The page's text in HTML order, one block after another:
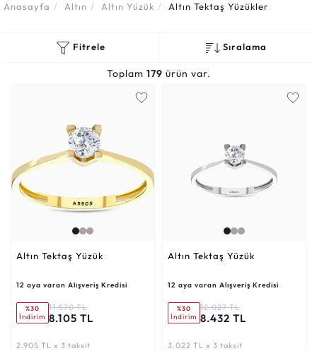
Anasayfa Altın Altın Yüzük Altın Tektaş Yüzükler
Fitrele Sıralama
Toplam 179 ürün var.
Altın Tektaş Yüzük
12 aya varan Alışveriş Kredisi
%30
İndirim
11.570 TL
8.105 TL
2.905 TL x 3 taksit
Altın Tektaş Yüzük
12 aya varan Alışveriş Kredisi
%30
İndirim
12.027 TL
8.432 TL
3.022 TL x 3 taksit